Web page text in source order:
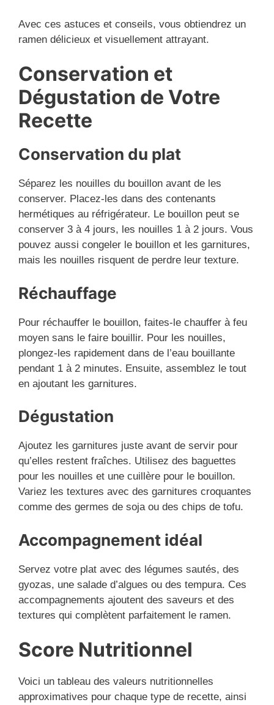
Avec ces astuces et conseils, vous obtiendrez un
ramen délicieux et visuellement attrayant.
Conservation et
Dégustation de Votre
Recette
Conservation du plat
Séparez les nouilles du bouillon avant de les
conserver. Placez-les dans des contenants
hermétiques au réfrigérateur. Le bouillon peut se
conserver 3 à 4 jours, les nouilles 1 à 2 jours. Vous
pouvez aussi congeler le bouillon et les garnitures,
mais les nouilles risquent de perdre leur texture.
Réchauffage
Pour réchauffer le bouillon, faites-le chauffer à feu
moyen sans le faire bouillir. Pour les nouilles,
plongez-les rapidement dans de l’eau bouillante
pendant 1 à 2 minutes. Ensuite, assemblez le tout
en ajoutant les garnitures.
Dégustation
Ajoutez les garnitures juste avant de servir pour
qu’elles restent fraîches. Utilisez des baguettes
pour les nouilles et une cuillère pour le bouillon.
Variez les textures avec des garnitures croquantes
comme des germes de soja ou des chips de tofu.
Accompagnement idéal
Servez votre plat avec des légumes sautés, des
gyozas, une salade d’algues ou des tempura. Ces
accompagnements ajoutent des saveurs et des
textures qui complètent parfaitement le ramen.
Score Nutritionnel
Voici un tableau des valeurs nutritionnelles
approximatives pour chaque type de recette, ainsi